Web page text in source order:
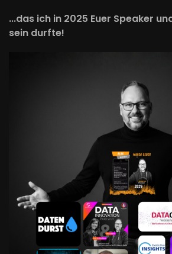
...das ich in 2025 Euer Speaker
sein durfte!